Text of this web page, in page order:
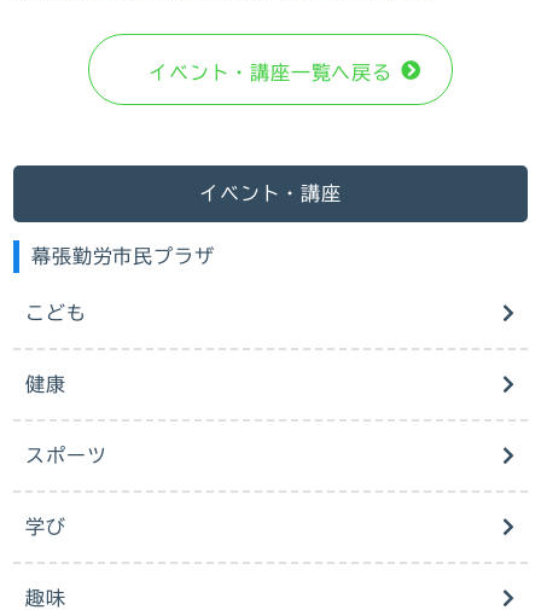
イベント・講座⼀覧へ戻る
イベント・講座
幕張勤労市民プラザ
こども
健康
スポーツ
学び
趣味